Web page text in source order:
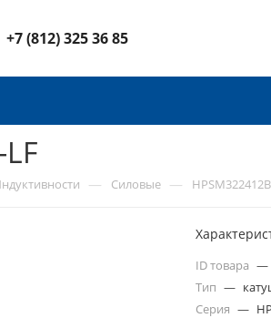
+7 (812) 325 36 85
— Силовые —
ID товара —
Тип —
Серия —